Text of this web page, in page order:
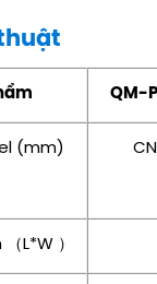
QM-
(mm)
L*W ）